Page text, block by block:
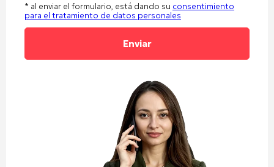
* al enviar el formulario, está dando su consentimiento
para el tratamiento de datos personales